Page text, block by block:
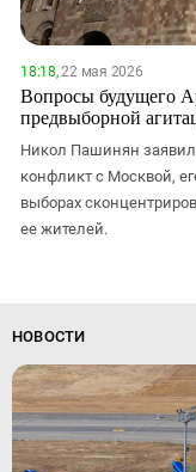
18:18,22 мая 2026
Вопросы будущего
предвыборной
Никол Пашинян заявил
конфликт с Москвой,
выборах
ее жителей.
НОВОСТИ